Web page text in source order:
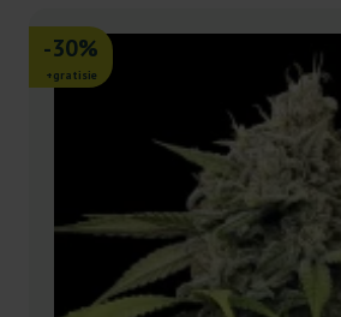
-30%
+gratisie